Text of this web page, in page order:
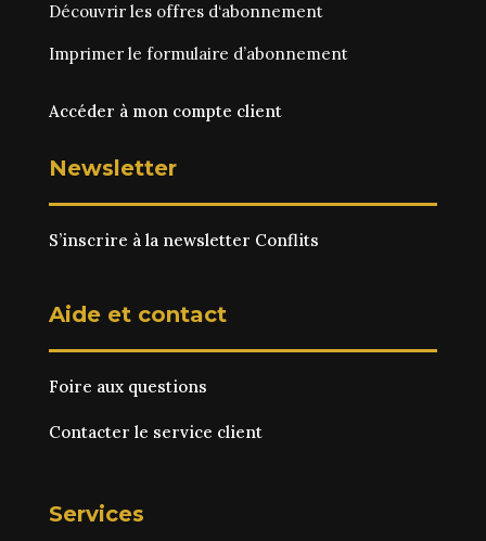
Découvrir les offres d‘abonnement
Imprimer le formulaire d’abonnement
Accéder à mon compte client
Newsletter
S’inscrire à la newsletter Conflits
Aide et contact
Foire aux questions
Contacter le service client
Services